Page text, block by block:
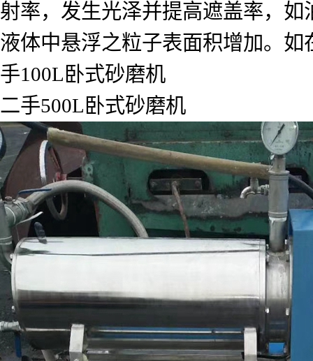
射率，发生光泽并提高遮盖率，
液体中悬浮之粒子表面积增加。
手100L卧式砂磨机
二手500L卧式砂磨机